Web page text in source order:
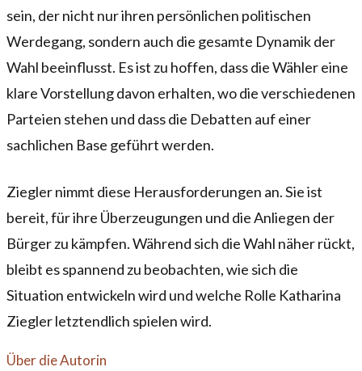
sein, der nicht nur ihren persönlichen politischen
Werdegang, sondern auch die gesamte Dynamik der
Wahl beeinflusst. Es ist zu hoffen, dass die Wähler eine
klare Vorstellung davon erhalten, wo die verschiedenen
Parteien stehen und dass die Debatten auf einer
sachlichen Base geführt werden.
Ziegler nimmt diese Herausforderungen an. Sie ist
bereit, für ihre Überzeugungen und die Anliegen der
Bürger zu kämpfen. Während sich die Wahl näher rückt,
bleibt es spannend zu beobachten, wie sich die
Situation entwickeln wird und welche Rolle Katharina
Ziegler letztendlich spielen wird.
Über die Autorin